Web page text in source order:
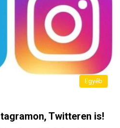
Egyéb
Twitteren is!